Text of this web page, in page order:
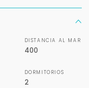
DISTANCIA AL MAR
400
DORMITORIOS
2